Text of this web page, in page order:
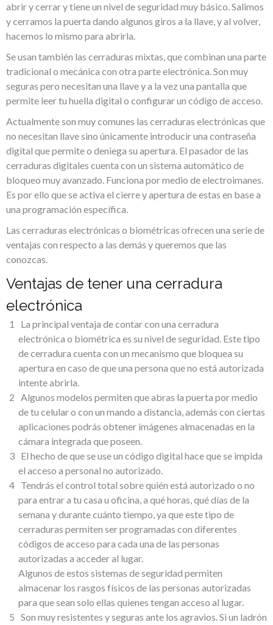
abrir y cerrar y tiene un nivel de seguridad muy básico. Salimos
y cerramos la puerta dando algunos giros a la llave, y al volver,
hacemos lo mismo para abrirla.
Se usan también las cerraduras mixtas, que combinan una parte
tradicional o mecánica con otra parte electrónica. Son muy
seguras pero necesitan una llave y a la vez una pantalla que
permite leer tu huella digital o configurar un código de acceso.
Actualmente son muy comunes las cerraduras electrónicas que
no necesitan llave sino únicamente introducir una contraseña
digital que permite o deniega su apertura. El pasador de las
cerraduras digitales cuenta con un sistema automático de
bloqueo muy avanzado. Funciona por medio de electroimanes.
Es por ello que se activa el cierre y apertura de estas en base a
una programación específica.
Las cerraduras electrónicas o biométricas ofrecen una serie de
ventajas con respecto a las demás y queremos que las
conozcas.
Ventajas de tener una cerradura
electrónica
La principal ventaja de contar con una cerradura
electrónica o biométrica es su nivel de seguridad. Este tipo
de cerradura cuenta con un mecanismo que bloquea su
apertura en caso de que una persona que no está autorizada
intente abrirla.
Algunos modelos permiten que abras la puerta por medio
de tu celular o con un mando a distancia, además con ciertas
aplicaciones podrás obtener imágenes almacenadas en la
cámara integrada que poseen.
El hecho de que se use un código digital hace que se impida
el acceso a personal no autorizado.
Tendrás el control total sobre quién está autorizado o no
para entrar a tu casa u oficina, a qué horas, qué días de la
semana y durante cuánto tiempo, ya que este tipo de
cerraduras permiten ser programadas con diferentes
códigos de acceso para cada una de las personas
autorizadas a acceder al lugar.
Algunos de estos sistemas de seguridad permiten
almacenar los rasgos físicos de las personas autorizadas
para que sean solo ellas quienes tengan acceso al lugar.
Son muy resistentes y seguras ante los agravios. Si un ladrón